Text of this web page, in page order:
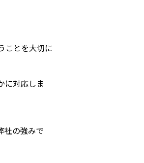
ことを大切に
に対応しま
社の強みで